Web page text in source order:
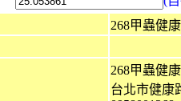
268甲蟲健
268甲蟲健
台北市健康